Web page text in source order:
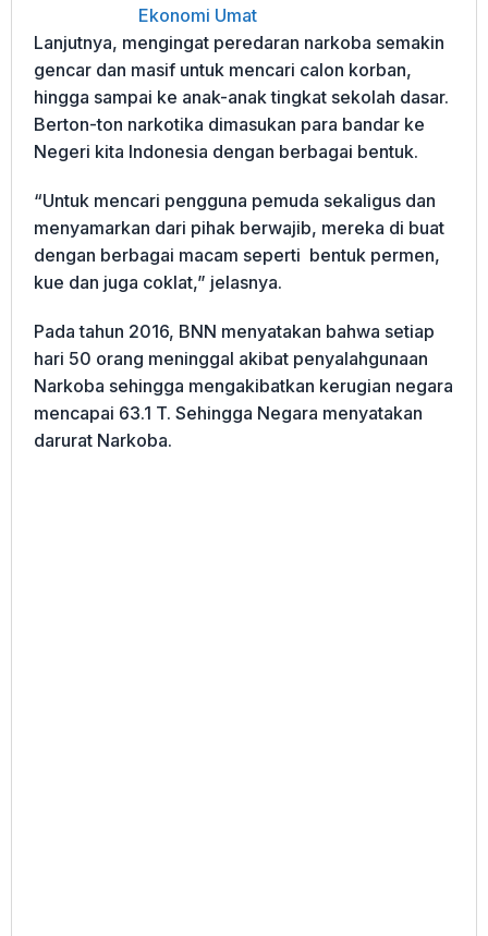
Ekonomi Umat
Lanjutnya, mengingat peredaran narkoba semakin
gencar dan masif untuk mencari calon korban,
hingga sampai ke anak-anak tingkat sekolah dasar.
Berton-ton narkotika dimasukan para bandar ke
Negeri kita Indonesia dengan berbagai bentuk.
“Untuk mencari pengguna pemuda sekaligus dan
menyamarkan dari pihak berwajib, mereka di buat
dengan berbagai macam seperti bentuk permen,
kue dan juga coklat,” jelasnya.
Pada tahun 2016, BNN menyatakan bahwa setiap
hari 50 orang meninggal akibat penyalahgunaan
Narkoba sehingga mengakibatkan kerugian negara
mencapai 63.1 T. Sehingga Negara menyatakan
darurat Narkoba.